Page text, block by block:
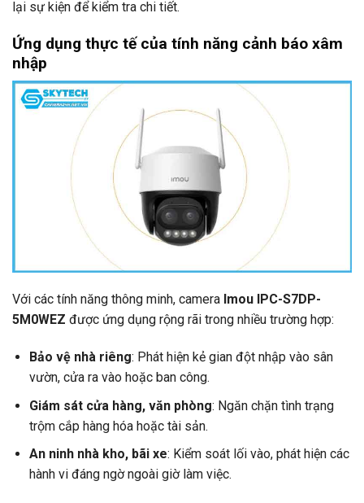
lại sự kiện để kiểm tra chi tiết.
Ứng dụng thực tế của tính năng cảnh báo xâm
nhập
Với các tính năng thông minh, camera Imou IPC-S7DP-
5M0WEZ được ứng dụng rộng rãi trong nhiều trường hợp:
Bảo vệ nhà riêng: Phát hiện kẻ gian đột nhập vào sân
vườn, cửa ra vào hoặc ban công.
Giám sát cửa hàng, văn phòng: Ngăn chặn tình trạng
trộm cắp hàng hóa hoặc tài sản.
An ninh nhà kho, bãi xe: Kiểm soát lối vào, phát hiện các
hành vi đáng ngờ ngoài giờ làm việc.